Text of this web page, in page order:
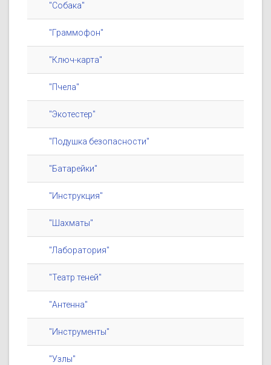
"Собака"
"Граммофон"
"Ключ-карта"
"Пчела"
"Экотестер"
"Подушка безопасности"
"Батарейки"
"Инструкция"
"Шахматы"
"Лаборатория"
"Театр теней"
"Антенна"
"Инструменты"
"Узлы"